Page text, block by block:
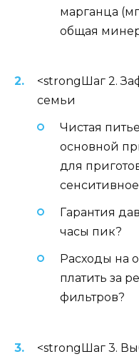
марганца
общая
<strongШаг 2.
семьи
Чистая
основной
для
Гарантия
часы пик?
Расходы на
платить за
фильтров?
<strongШаг 3.